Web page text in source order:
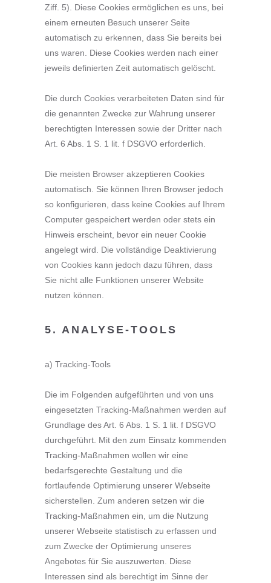
Ziff. 5). Diese Cookies ermöglichen es uns, bei
einem erneuten Besuch unserer Seite
automatisch zu erkennen, dass Sie bereits bei
uns waren. Diese Cookies werden nach einer
jeweils definierten Zeit automatisch gelöscht.
Die durch Cookies verarbeiteten Daten sind für
die genannten Zwecke zur Wahrung unserer
berechtigten Interessen sowie der Dritter nach
Art. 6 Abs. 1 S. 1 lit. f DSGVO erforderlich.
Die meisten Browser akzeptieren Cookies
automatisch. Sie können Ihren Browser jedoch
so konfigurieren, dass keine Cookies auf Ihrem
Computer gespeichert werden oder stets ein
Hinweis erscheint, bevor ein neuer Cookie
angelegt wird. Die vollständige Deaktivierung
von Cookies kann jedoch dazu führen, dass
Sie nicht alle Funktionen unserer Website
nutzen können.
5. ANALYSE-TOOLS
a) Tracking-Tools
Die im Folgenden aufgeführten und von uns
eingesetzten Tracking-Maßnahmen werden auf
Grundlage des Art. 6 Abs. 1 S. 1 lit. f DSGVO
durchgeführt. Mit den zum Einsatz kommenden
Tracking-Maßnahmen wollen wir eine
bedarfsgerechte Gestaltung und die
fortlaufende Optimierung unserer Webseite
sicherstellen. Zum anderen setzen wir die
Tracking-Maßnahmen ein, um die Nutzung
unserer Webseite statistisch zu erfassen und
zum Zwecke der Optimierung unseres
Angebotes für Sie auszuwerten. Diese
Interessen sind als berechtigt im Sinne der